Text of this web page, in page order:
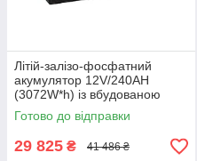
Літій-залізо-фосфатний
акумулятор 12V/240AH
(3072W*h) із вбудованою
BMS-платою
Готово до відправки
29 825 ₴ 41 486 ₴